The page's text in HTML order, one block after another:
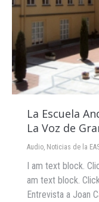
La Escuela
La Voz de
Audio, Noticias de la
I am text block.
am text block.
Entrevista a Joan